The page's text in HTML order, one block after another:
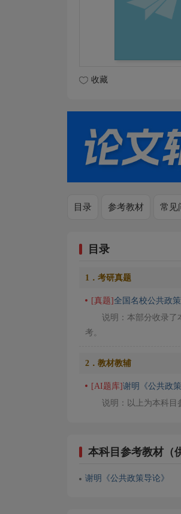
收藏
目录 参考教材 常见
目录
1．考研真题
[真题]全国名校公共政
说明：本部分收录了
考。
2．教材教辅
[AI题库]谢明《公共政
说明：以上为本科目
本科目参考教材（
谢明《公共政策导论》